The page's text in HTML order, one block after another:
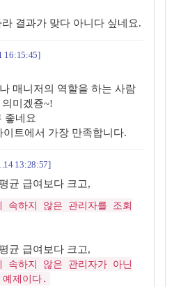
결과가 맞다 아니다 싶네요.
16:15:45]
매니저의 역할을 하는 사람
미겠죵~!
좋네요
이트에서 가장 만족합니다.
13:28:57]
균 급여보다 크고,
속하지 않은 관리자를 조회
균 급여보다 크고,
속하지 않은 관리자가 아닌
제이다.